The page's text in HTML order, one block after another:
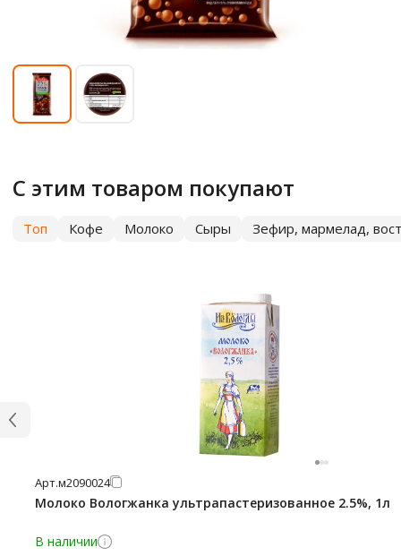
С этим товаром покупают
Топ Кофе Молоко Сыры Зефир, мармелад,
Арт.м2090024
Молоко Вологжанка ультрапастеризованное 2.5%, 1л
В наличии